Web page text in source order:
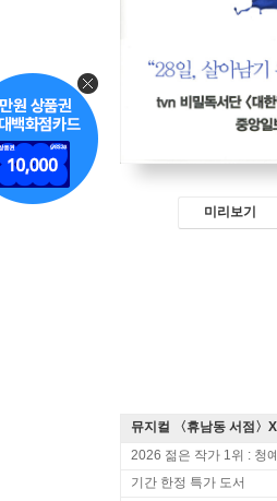
미리보기
2026 젊은 작가 1위 : 청예
기간 한정 특가 도서